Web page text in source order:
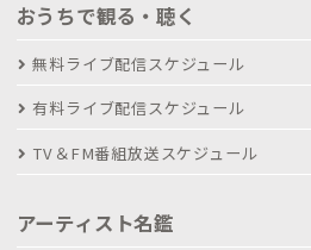
おうちで観る・聴く
無料ライブ配信スケジュール
有料ライブ配信スケジュール
TV＆FM番組放送スケジュール
アーティスト名鑑